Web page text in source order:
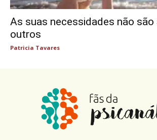
As suas necessidades não são
outros
Patricia Tavares